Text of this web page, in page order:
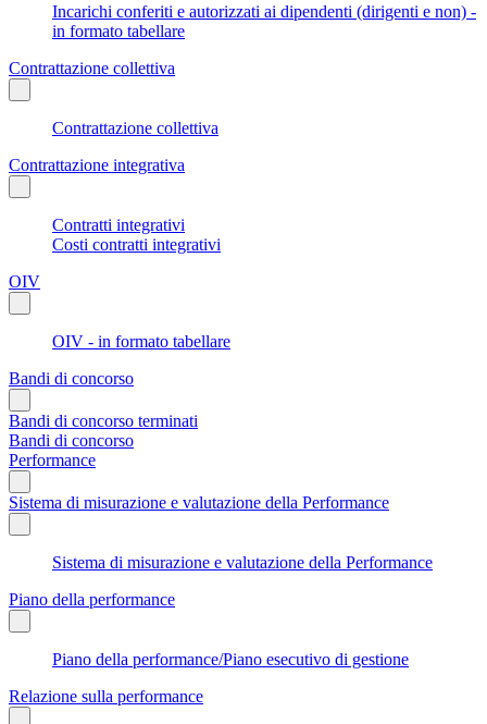
Incarichi conferiti e autorizzati ai dipendenti (dirigenti e non) -
in formato tabellare
Contrattazione collettiva
Contrattazione collettiva
Contrattazione integrativa
Contratti integrativi
Costi contratti integrativi
OIV
OIV - in formato tabellare
Bandi di concorso
Bandi di concorso terminati
Bandi di concorso
Performance
Sistema di misurazione e valutazione della Performance
Sistema di misurazione e valutazione della Performance
Piano della performance
Piano della performance/Piano esecutivo di gestione
Relazione sulla performance